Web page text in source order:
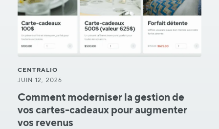
CENTRALIO
JUIN 12, 2026
Comment moderniser la gestion de
vos cartes-cadeaux pour augmenter
vos revenus